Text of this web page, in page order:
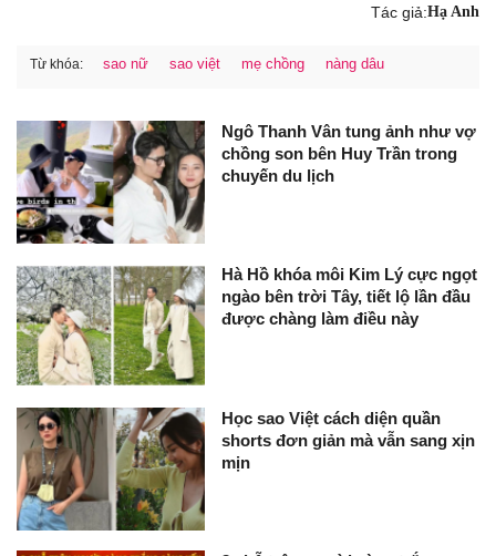
Tác giả:Hạ Anh
Từ khóa: sao nữ sao việt mẹ chồng nàng dâu
Ngô Thanh Vân tung ảnh như vợ
chồng son bên Huy Trần trong
chuyến du lịch
Hà Hồ khóa môi Kim Lý cực ngọt
ngào bên trời Tây, tiết lộ lần đầu
được chàng làm điều này
Học sao Việt cách diện quần
shorts đơn giản mà vẫn sang xịn
mịn